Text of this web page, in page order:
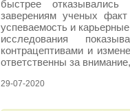
быстрее
заверениям ученых
успеваемость и
исследования
контрацептивами и
ответственны за
29-07-2020